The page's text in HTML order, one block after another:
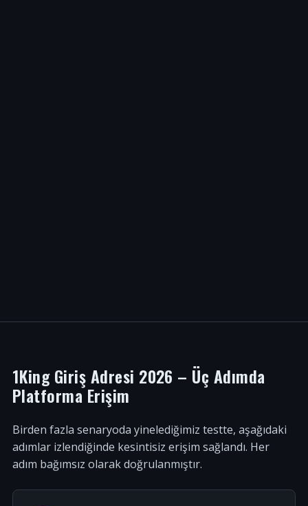
1King Giriş Adresi 2026 – Üç Adımda
Platforma Erişim
Birden fazla senaryoda yinelediğimiz testte, aşağıdaki
adımlar izlendiğinde kesintisiz erişim sağlandı. Her
adım bağımsız olarak doğrulanmıştır.